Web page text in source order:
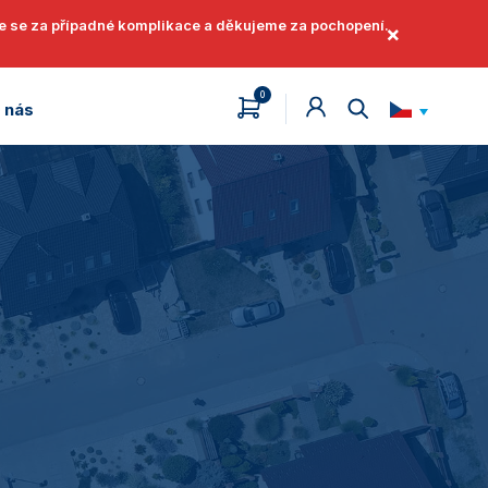
se za případné komplikace a děkujeme za pochopení.×
Jak získat identifikátor
Jak získat identifikátor
nás
0
English